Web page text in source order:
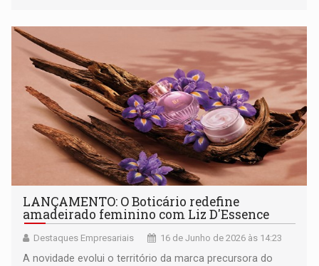
LANÇAMENTO: O Boticário redefine
amadeirado feminino com Liz D'Essence
Destaques Empresariais 16 de Junho de 2026 às 14:23
A novidade evolui o território da marca precursora do